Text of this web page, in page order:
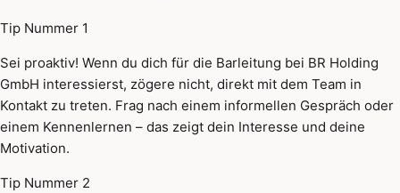
Tip Nummer 1
Sei proaktiv! Wenn du dich für die Barleitung bei BR Holding
GmbH interessierst, zögere nicht, direkt mit dem Team in
Kontakt zu treten. Frag nach einem informellen Gespräch oder
einem Kennenlernen – das zeigt dein Interesse und deine
Motivation.
Tip Nummer 2